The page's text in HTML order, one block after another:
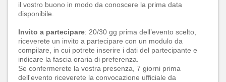
il vostro buono in modo da conoscere la prima data
disponibile.
Invito a partecipare: 20/30 gg prima dell’evento scelto,
riceverete un invito a partecipare con un modulo da
compilare, in cui potrete inserire i dati del partecipante e
indicare la fascia oraria di preferenza.
Se confermerete la vostra presenza, 7 giorni prima
dell'evento riceverete la convocazione ufficiale da